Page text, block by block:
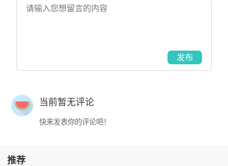
发布
当前暂无评论
快来发表你的评论吧！
推荐